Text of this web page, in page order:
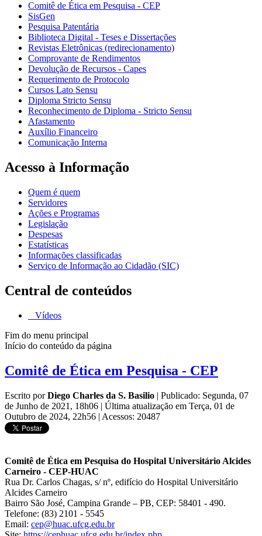
Comitê de Ética em Pesquisa - CEP
SisGen
Pesquisa Patentária
Biblioteca Digital - Teses e Dissertações
Revistas Eletrônicas (redirecionamento)
Comprovante de Rendimentos
Devolução de Recursos - Capes
Requerimento de Protocolo
Cursos Lato Sensu
Diploma Stricto Sensu
Reconhecimento de Diploma - Stricto Sensu
Afastamento
Auxílio Financeiro
Comunicação Interna
Acesso à Informação
Quem é quem
Servidores
Ações e Programas
Legislação
Despesas
Estatísticas
Informações classificadas
Serviço de Informação ao Cidadão (SIC)
Central de conteúdos
Vídeos
Fim do menu principal
Início do conteúdo da página
Comitê de Ética em Pesquisa - CEP
Escrito porDiego Charles da S. Basilio | Publicado: Segunda, 07
de Junho de 2021, 18h06 | Última atualização em Terça, 01 de
Outubro de 2024, 22h56 | Acessos: 20487
Comitê de Ética em Pesquisa do Hospital Universitário Alcides
Carneiro - CEP-HUAC
Rua Dr. Carlos Chagas, s/ nº, edifício do Hospital Universitário
Alcides Carneiro
Bairro São José, Campina Grande – PB, CEP: 58401 - 490.
Telefone: (83) 2101 - 5545
Email: cep@huac.ufcg.edu.br